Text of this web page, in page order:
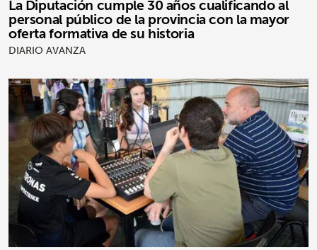
personal público de la provincia con la mayor
oferta formativa de su historia
DIARIO AVANZA